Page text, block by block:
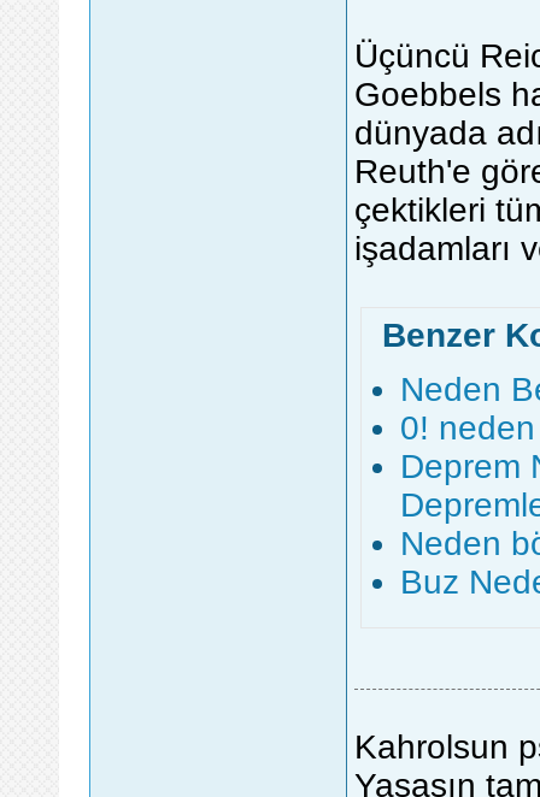
Üçüncü
Goebbels
dünyada
Reuth'e
çektikleri
işadamları
Benzer
Neden
0!
Deprem
Neden
Buz
Kahrolsun
Yaşasın